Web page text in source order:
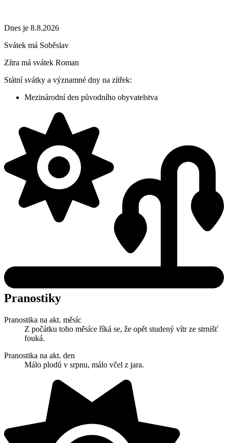
Dnes je 8.8.2026
Svátek má Soběslav
Zítra má svátek Roman
Státní svátky a významné dny na zítřek:
Mezinárodní den původního obyvatelstva
Pranostiky
Pranostika na akt. měsíc
Z počátku toho měsíce říká se, že opět studený vítr ze strnišť
fouká.
Pranostika na akt. den
Málo plodů v srpnu, málo včel z jara.